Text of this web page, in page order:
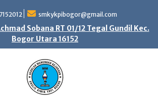
smkykpibogor@gmail.com
Sobana RT 01/12 Tegal Gundil Kec.
Bogor Utara 16152